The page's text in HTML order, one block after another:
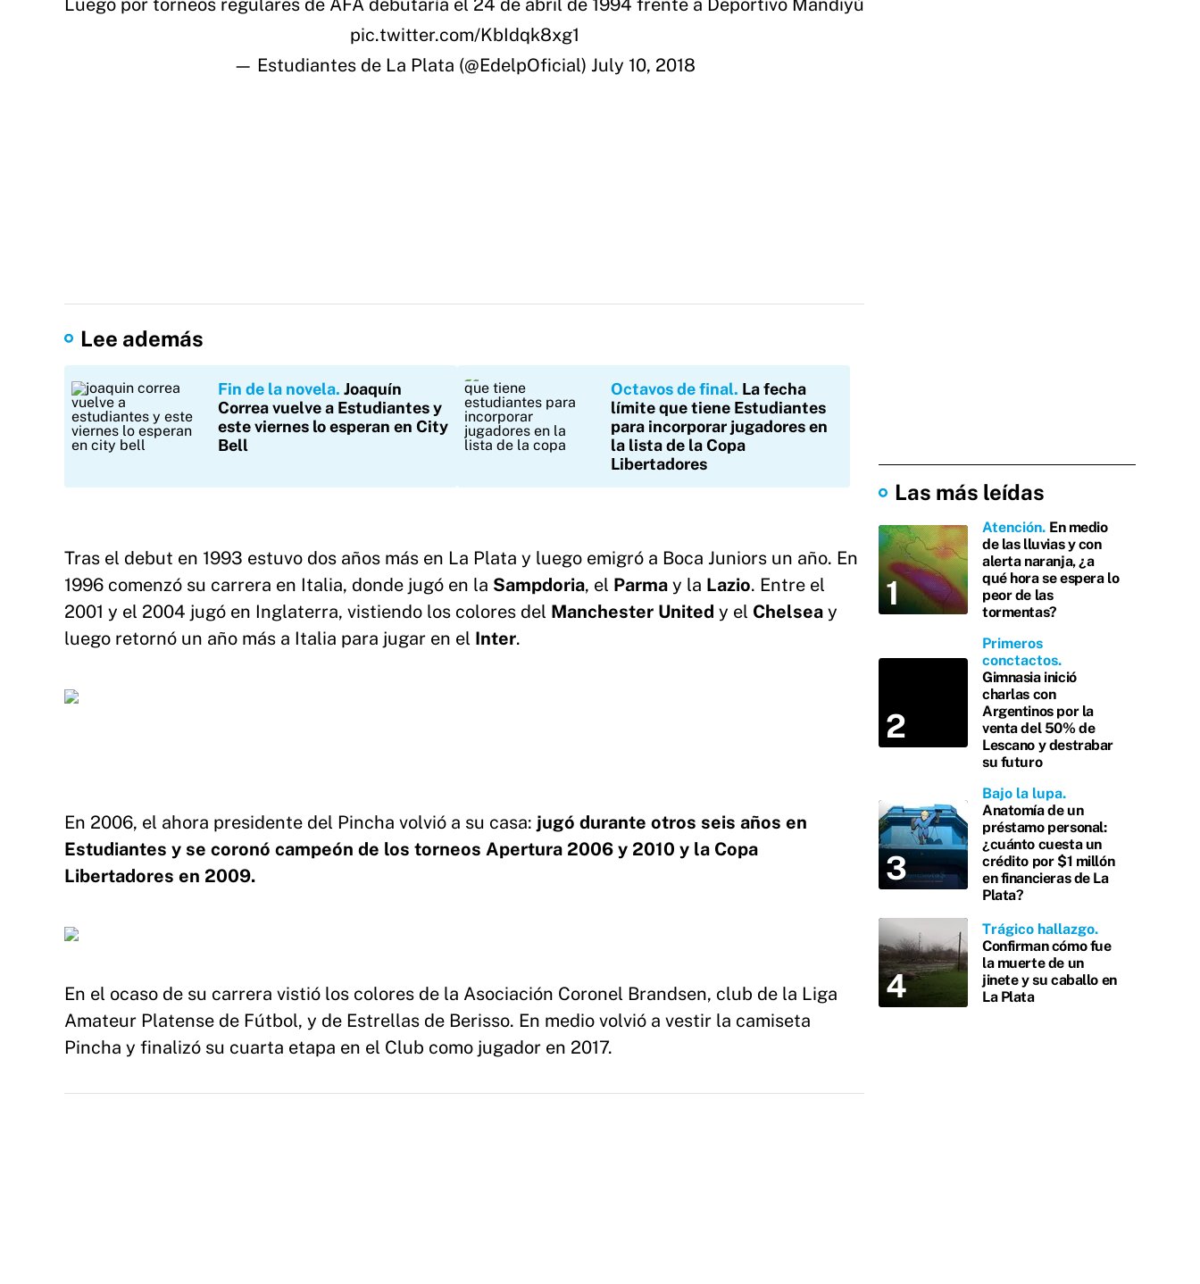
Luego por torneos regulares de AFA debutaría el 24 de abril de 1994 frente a Deportivo Mandiyú
pic.twitter.com/KbIdqk8xg1
— Estudiantes de La Plata (@EdelpOficial) July 10, 2018
Lee además
Fin de la novela Joaquín
Correa vuelve a Estudiantes y
este viernes lo esperan en City
Bell
Octavos de final La fecha
límite que tiene Estudiantes
para incorporar jugadores en
la lista de la Copa
Libertadores
Tras el debut en 1993 estuvo dos años más en La Plata y luego emigró a Boca Juniors un año. En
1996 comenzó su carrera en Italia, donde jugó en la Sampdoria, el Parma y la Lazio. Entre el
2001 y el 2004 jugó en Inglaterra, vistiendo los colores del Manchester United y el Chelsea y
luego retornó un año más a Italia para jugar en el Inter.
En 2006, el ahora presidente del Pincha volvió a su casa: jugó durante otros seis años en
Estudiantes y se coronó campeón de los torneos Apertura 2006 y 2010 y la Copa
Libertadores en 2009.
En el ocaso de su carrera vistió los colores de la Asociación Coronel Brandsen, club de la Liga
Amateur Platense de Fútbol, y de Estrellas de Berisso. En medio volvió a vestir la camiseta
Pincha y finalizó su cuarta etapa en el Club como jugador en 2017.
Las más leídas
Atención En medio
de las lluvias y con
alerta naranja, ¿a
qué hora se espera lo
peor de las
tormentas?
Primeros
conctactos
Gimnasia inició
charlas con
Argentinos por la
venta del 50% de
Lescano y destrabar
su futuro
Bajo la lupa
Anatomía de un
préstamo personal:
¿cuánto cuesta un
crédito por $1 millón
en financieras de La
Plata?
Trágico hallazgo
Confirman cómo fue
la muerte de un
jinete y su caballo en
La Plata